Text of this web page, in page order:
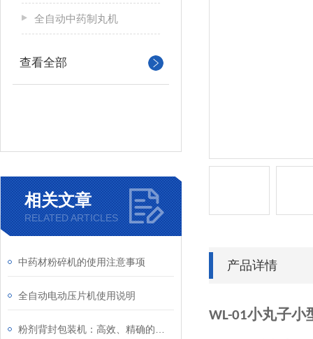
全自动中药制丸机
查看全部
相关文章
RELATED ARTICLES
中药材粉碎机的使用注意事项
全自动电动压片机使用说明
产品详情
WL-01小丸子小